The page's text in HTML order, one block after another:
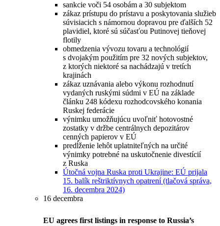
sankcie voči 54 osobám a 30 subjektom
zákaz prístupu do prístavu a poskytovania služieb
súvisiacich s námornou dopravou pre ďalších 52
plavidiel, ktoré sú súčasťou Putinovej tieňovej
flotily
obmedzenia vývozu tovaru a technológií
s dvojakým použitím pre 32 nových subjektov,
z ktorých niektoré sa nachádzajú v tretích
krajinách
zákaz uznávania alebo výkonu rozhodnutí
vydaných ruskými súdmi v EÚ na základe
článku 248 kódexu rozhodcovského konania
Ruskej federácie
výnimku umožňujúcu uvoľniť hotovostné
zostatky v držbe centrálnych depozitárov
cenných papierov v EÚ
predĺženie lehôt uplatniteľných na určité
výnimky potrebné na uskutočnenie divestícií
z Ruska
Útočná vojna Ruska proti Ukrajine: EÚ prijala
15. balík reštriktívnych opatrení (tlačová správa,
16. decembra 2024)
16 decembra
EU agrees first listings in response to Russia’s